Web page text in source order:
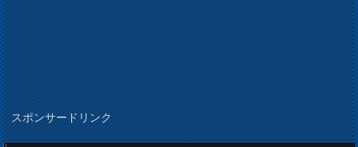
スポンサードリンク